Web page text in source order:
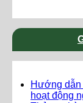
Hướng dẫn
hoạt động